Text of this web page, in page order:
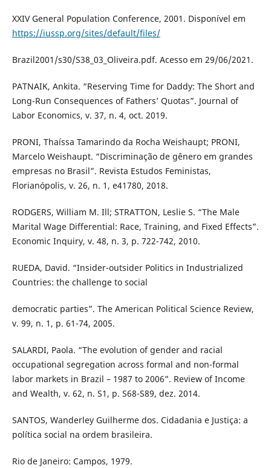
XXIV General Population Conference, 2001. Disponível em
https://iussp.org/sites/default/files/
Brazil2001/s30/S38_03_Oliveira.pdf. Acesso em 29/06/2021.
PATNAIK, Ankita. “Reserving Time for Daddy: The Short and
Long-Run Consequences of Fathers’ Quotas”. Journal of
Labor Economics, v. 37, n. 4, oct. 2019.
PRONI, Thaíssa Tamarindo da Rocha Weishaupt; PRONI,
Marcelo Weishaupt. “Discriminação de gênero em grandes
empresas no Brasil”. Revista Estudos Feministas,
Florianópolis, v. 26, n. 1, e41780, 2018.
RODGERS, William M. Ill; STRATTON, Leslie S. “The Male
Marital Wage Differential: Race, Training, and Fixed Effects”.
Economic Inquiry, v. 48, n. 3, p. 722-742, 2010.
RUEDA, David. “Insider-outsider Politics in Industrialized
Countries: the challenge to social
democratic parties”. The American Political Science Review,
v. 99, n. 1, p. 61-74, 2005.
SALARDI, Paola. “The evolution of gender and racial
occupational segregation across formal and non-formal
labor markets in Brazil – 1987 to 2006”. Review of Income
and Wealth, v. 62, n. S1, p. S68-S89, dez. 2014.
SANTOS, Wanderley Guilherme dos. Cidadania e Justiça: a
política social na ordem brasileira.
Rio de Janeiro: Campos, 1979.